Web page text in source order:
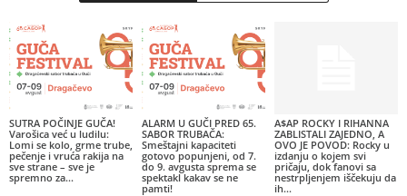
SUTRA POČINJE GUČA!
Varošica već u ludilu:
Lomi se kolo, grme trube,
pečenje i vruća rakija na
sve strane – sve je
spremno za...
ALARM U GUČI PRED 65.
SABOR TRUBAČA:
Smeštajni kapaciteti
gotovo popunjeni, od 7.
do 9. avgusta sprema se
spektakl kakav se ne
pamti!
A$AP ROCKY I RIHANNA
ZABLISTALI ZAJEDNO, A
OVO JE POVOD: Rocky u
izdanju o kojem svi
pričaju, dok fanovi sa
nestrpljenjem iščekuju da
ih...